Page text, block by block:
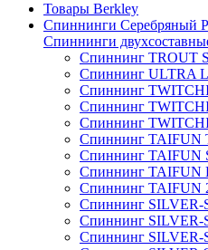
Товары Berkley
Спиннинги Серебряный
Спиннинги
Спиннинг TROUT
Спиннинг ULTRA
Спиннинг
Спиннинг
Спиннинг
Спиннинг TAIFUN
Спиннинг TAIFUN
Спиннинг TAIFUN
Спиннинг TAIFUN
Спиннинг SILVER-
Спиннинг SILVER-
Спиннинг SILVER-